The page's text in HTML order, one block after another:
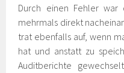
Durch einen Fehler war
mehrmals direkt
trat ebenfalls auf, wenn
hat und anstatt zu
Auditberichte